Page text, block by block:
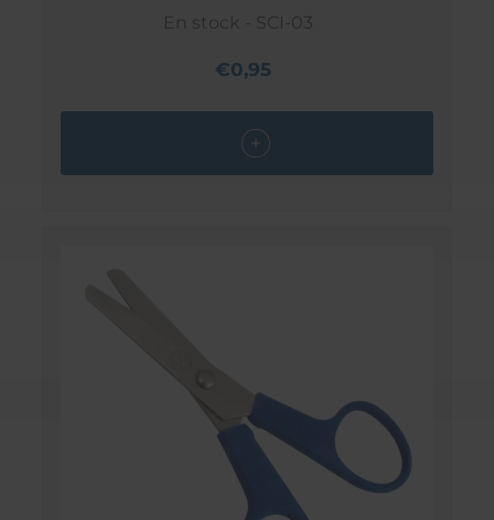
En stock - SCI-03
€0,95